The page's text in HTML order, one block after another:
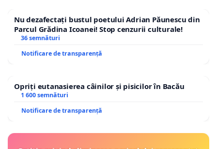
Nu dezafectați bustul poetului Adrian Păunescu din
Parcul Grădina Icoanei! Stop cenzurii culturale!
36 semnături
Notificare de transparență
Opriți eutanasierea câinilor și pisicilor în Bacău
1 600 semnături
Notificare de transparență